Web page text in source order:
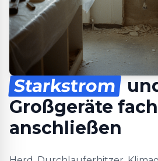
Starkstrom
Großgeräte
anschließen